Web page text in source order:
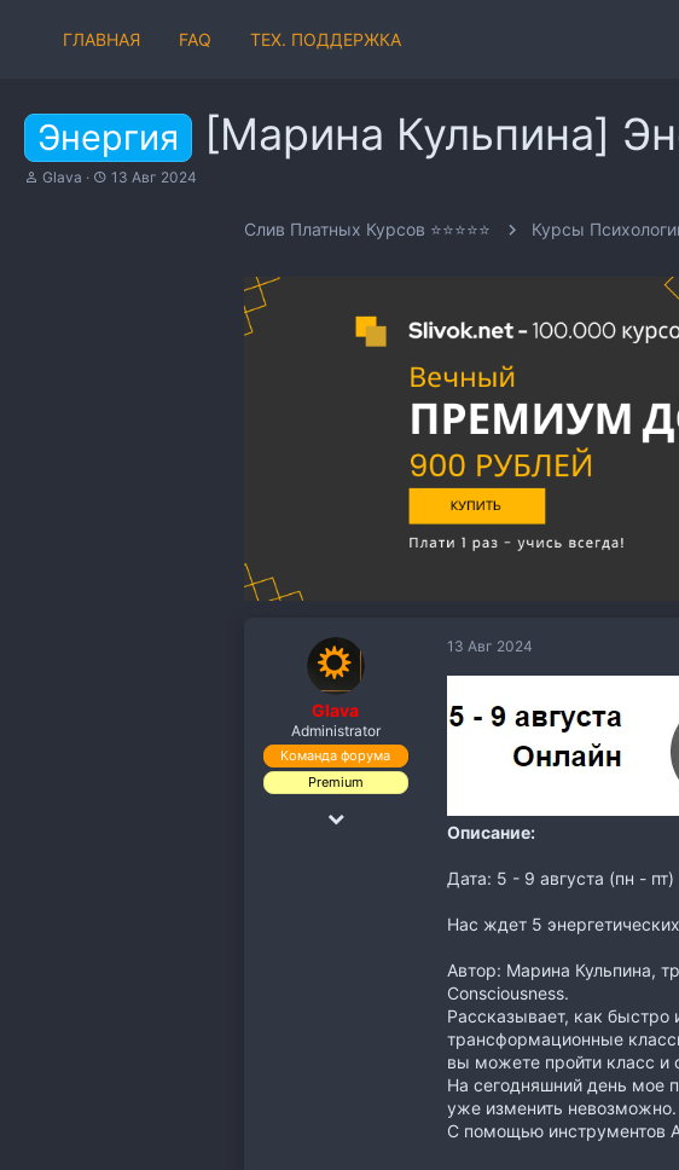
ГЛАВНАЯ FAQ ТЕХ. ПОДДЕРЖКА
Энергия [Марина Кульпина]
А
Glava
Д
13 Авг 2024
Слив Платных Курсов ⭐⭐⭐⭐⭐ Курсы
Glava
Administrator
Команда форума
Premium
18 Дек 2018
13 Авг 2024
Описание:
Дата: 5 - 9 августа (пн - пт)
Нас ждет 5
Автор: Марина Кульпина,
Consciousness.
Рассказывает, как
трансформационные
вы можете пройти класс и
На сегодняшний день мое
уже изменить невозможно.
С помощью инструментов